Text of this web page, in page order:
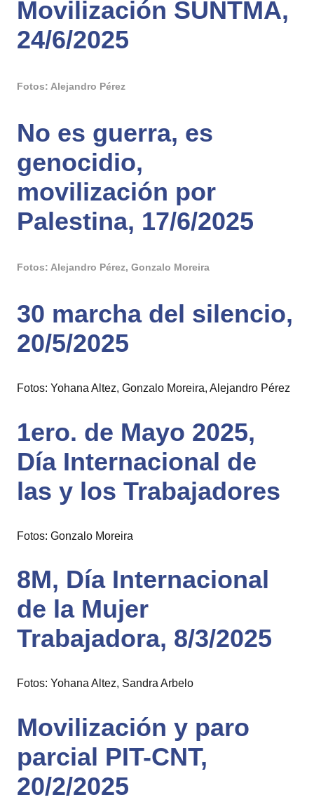
Movilización SUNTMA,
24/6/2025
Fotos: Alejandro Pérez
No es guerra, es
genocidio,
movilización por
Palestina, 17/6/2025
Fotos: Alejandro Pérez, Gonzalo Moreira
30 marcha del silencio,
20/5/2025
Fotos: Yohana Altez, Gonzalo Moreira, Alejandro Pérez
1ero. de Mayo 2025,
Día Internacional de
las y los Trabajadores
Fotos: Gonzalo Moreira
8M, Día Internacional
de la Mujer
Trabajadora, 8/3/2025
Fotos: Yohana Altez, Sandra Arbelo
Movilización y paro
parcial PIT-CNT,
20/2/2025